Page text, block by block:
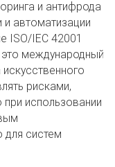
и антифрода
и автоматизации
ISO/IEC 42001
международный
рисками,
использовании
систем